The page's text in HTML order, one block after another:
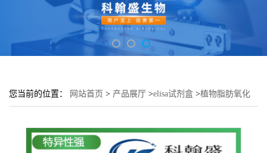
您当前的位置： 网站首页 > 产品展厅 >elisa试剂盒 >植物脂肪氧化